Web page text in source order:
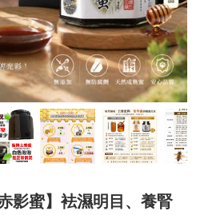
影蜜】袪濕明目、養腎